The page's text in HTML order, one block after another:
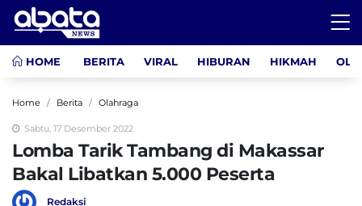
HOME BERITA VIRAL HIBURAN HIKMAH
Home Berita Olahraga
Sabtu, 17 Desember 2022
Lomba Tarik Tambang di Makassar
Bakal Libatkan 5.000 Peserta
Redaksi